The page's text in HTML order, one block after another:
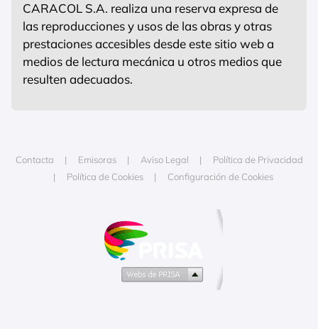
CARACOL S.A. realiza una reserva expresa de
las reproducciones y usos de las obras y otras
prestaciones accesibles desde este sitio web a
medios de lectura mecánica u otros medios que
resulten adecuados.
Contacta Emisoras Aviso Legal
Política de Privacidad
Política de Cookies
Configuración de Cookies